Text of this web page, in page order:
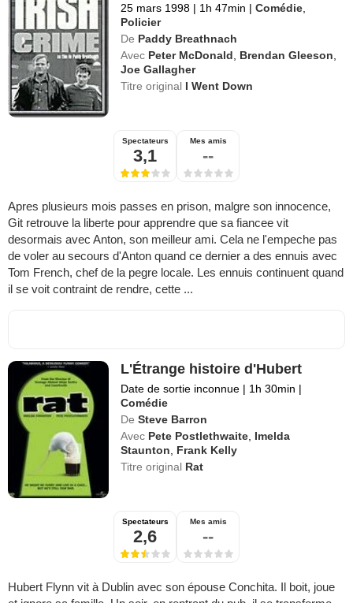
25 mars 1998 | 1h 47min | Comédie
Policier
De Paddy Breathnach
Avec Peter McDonald Brendan Gleeson
Joe Gallagher
Titre original I Went Down
Spectateurs
3,1
Mes amis
--
Apres plusieurs mois passes en prison, malgre son innocence,
Git retrouve la liberte pour apprendre que sa fiancee vit
desormais avec Anton, son meilleur ami. Cela ne l'empeche pas
de voler au secours d'Anton quand ce dernier a des ennuis avec
Tom French, chef de la pegre locale. Les ennuis continuent quand
il se voit contraint de rendre, cette ...
L'Étrange histoire d'Hubert
Date de sortie inconnue | 1h 30min |
Comédie
De Steve Barron
Avec Pete Postlethwaite Imelda
Staunton
Frank Kelly
Titre original Rat
Spectateurs
2,6
Mes amis
--
Hubert Flynn vit à Dublin avec son épouse Conchita. Il boit, joue